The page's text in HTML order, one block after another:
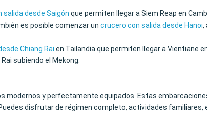
salida desde Saigón que permiten llegar a Siem Reap en
es posible comenzar un crucero con salida desde Hanoi,
Chiang Rai en Tailandia que permiten llegar a Vientiane
subiendo el Mekong.
modernos y perfectamente equipados. Estas
disfrutar de régimen completo, actividades